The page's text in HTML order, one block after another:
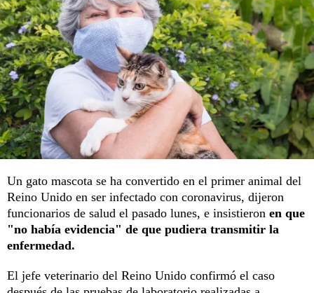
Un gato mascota se ha convertido en el primer animal del
Reino Unido en ser infectado con coronavirus, dijeron
funcionarios de salud el pasado lunes, e insistieron en que
"no había evidencia" de que pudiera transmitir la
enfermedad.
El jefe veterinario del Reino Unido confirmó el caso